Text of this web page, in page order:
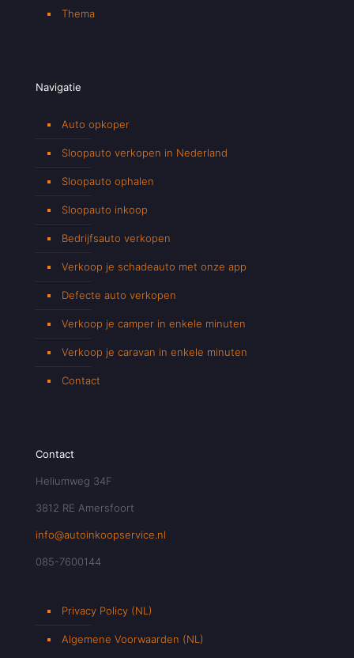
Thema
Navigatie
Auto opkoper
Sloopauto verkopen in Nederland
Sloopauto ophalen
Sloopauto inkoop
Bedrijfsauto verkopen
Verkoop je schadeauto met onze app
Defecte auto verkopen
Verkoop je camper in enkele minuten
Verkoop je caravan in enkele minuten
Contact
Contact
Heliumweg 34F
3812 RE Amersfoort
info@autoinkoopservice.nl
085-7600144
Privacy Policy (NL)
Algemene Voorwaarden (NL)